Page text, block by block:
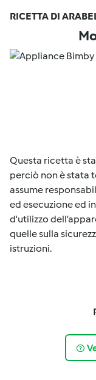
RICETTA DI
Questa ricetta è
perciò non è stata
assume
ed esecuzione ed
d'utilizzo
quelle sulla
istruzioni.